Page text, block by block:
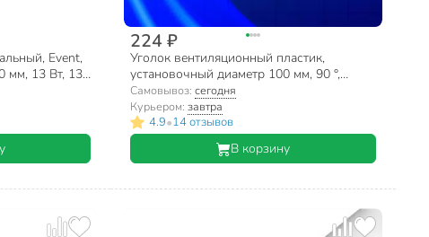
Event,
мм, 13 Вт, 130
224 ₽
Уголок вентиляционный пластик,
установочный диаметр 100 мм, 90 °,
Event, 100ККП
Самовывоз:сегодня
Курьером:завтра
4.9•14 отзывов
В корзину